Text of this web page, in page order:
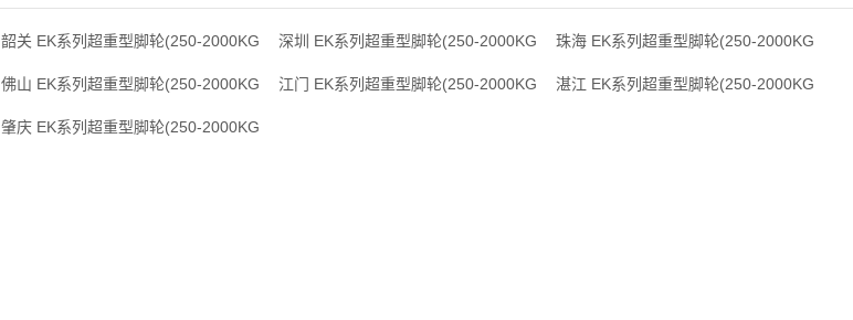
韶关 EK系列超重型脚轮(250-2000KG 深圳 EK系列超重型脚轮(250-2000KG 珠海 EK系列超重型脚轮(250-2000KG
佛山 EK系列超重型脚轮(250-2000KG 江门 EK系列超重型脚轮(250-2000KG 湛江 EK系列超重型脚轮(250-2000KG
肇庆 EK系列超重型脚轮(250-2000KG